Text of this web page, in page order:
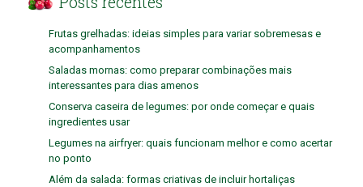
Frutas grelhadas: ideias simples para variar sobremesas e
acompanhamentos
Saladas mornas: como preparar combinações mais
interessantes para dias amenos
Conserva caseira de legumes: por onde começar e quais
ingredientes usar
Legumes na airfryer: quais funcionam melhor e como acertar
no ponto
Além da salada: formas criativas de incluir hortaliças